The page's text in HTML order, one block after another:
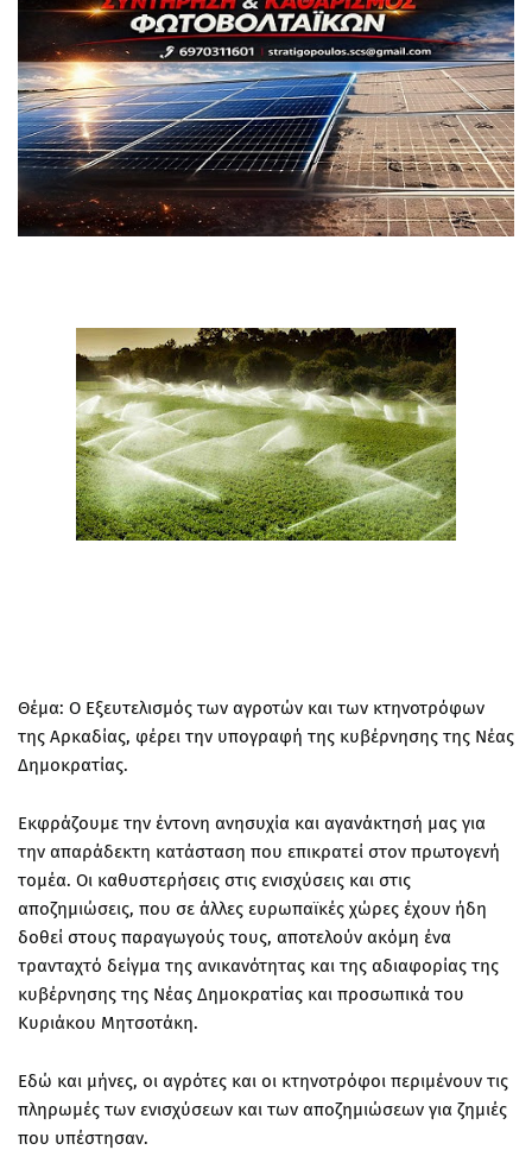
Θέμα: Ο Εξευτελισμός των αγροτών και των κτηνοτρόφων
της Αρκαδίας, φέρει την υπογραφή της κυβέρνησης της Νέας
Δημοκρατίας.
Εκφράζουμε την έντονη ανησυχία και αγανάκτησή μας για
την απαράδεκτη κατάσταση που επικρατεί στον πρωτογενή
τομέα. Οι καθυστερήσεις στις ενισχύσεις και στις
αποζημιώσεις, που σε άλλες ευρωπαϊκές χώρες έχουν ήδη
δοθεί στους παραγωγούς τους, αποτελούν ακόμη ένα
τρανταχτό δείγμα της ανικανότητας και της αδιαφορίας της
κυβέρνησης της Νέας Δημοκρατίας και προσωπικά του
Κυριάκου Μητσοτάκη.
Εδώ και μήνες, οι αγρότες και οι κτηνοτρόφοι περιμένουν τις
πληρωμές των ενισχύσεων και των αποζημιώσεων για ζημιές
που υπέστησαν.